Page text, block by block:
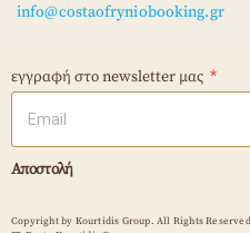
info@costaofryniobooking.gr
εγγραφή στο newsletter μας
Αποστολή
Copyright by Kourtidis Group. All Rights